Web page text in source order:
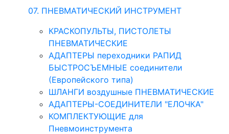
07. ПНЕВМАТИЧЕСКИЙ ИНСТРУМЕНТ
КРАСКОПУЛЬТЫ, ПИСТОЛЕТЫ
ПНЕВМАТИЧЕСКИЕ
АДАПТЕРЫ переходники РАПИД
БЫСТРОСЪЕМНЫЕ соединители
(Европейского типа)
ШЛАНГИ воздушные ПНЕВМАТИЧЕСКИЕ
АДАПТЕРЫ-СОЕДИНИТЕЛИ "ЕЛОЧКА"
КОМПЛЕКТУЮЩИЕ для
Пневмоинструмента